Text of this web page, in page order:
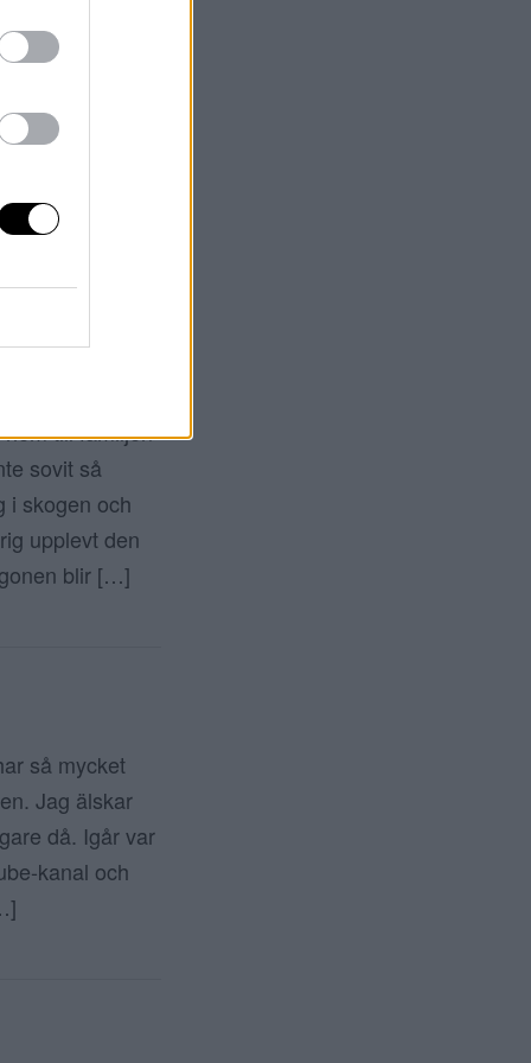
men jag
mitt liv är lite
till familjen
sovit så
i skogen och
upplevt den
blir […]
så mycket
Jag älskar
då. Igår var
kanal och